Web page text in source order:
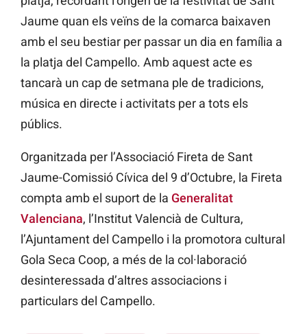
Jaume quan els veïns de la comarca baixaven
amb el seu bestiar per passar un dia en família a
la platja del Campello. Amb aquest acte es
tancarà un cap de setmana ple de tradicions,
música en directe i activitats per a tots els
públics.
Organitzada per l’Associació Fireta de Sant
Jaume-Comissió Cívica del 9 d’Octubre, la Fireta
compta amb el suport de la Generalitat
Valenciana, l’Institut Valencià de Cultura,
l’Ajuntament del Campello i la promotora cultural
Gola Seca Coop, a més de la col·laboració
desinteressada d’altres associacions i
particulars del Campello.